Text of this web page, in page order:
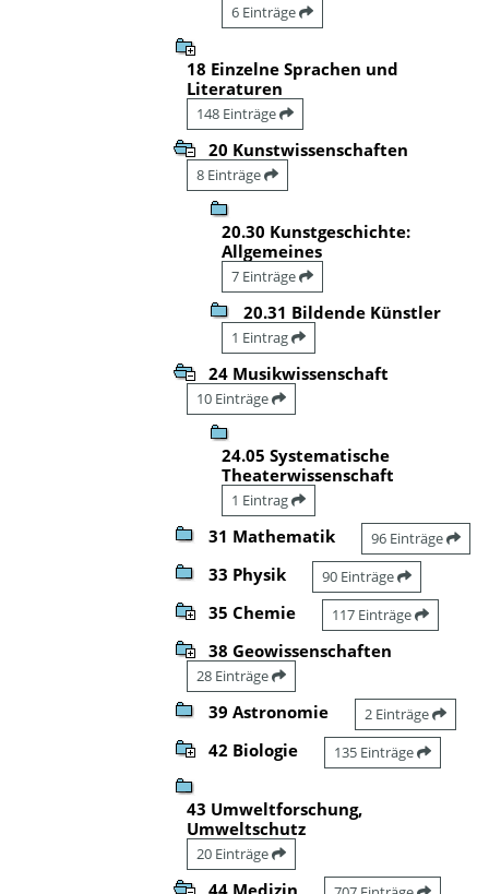
6 Einträge
18 Einzelne Sprachen und
Literaturen
148 Einträge
20 Kunstwissenschaften
8 Einträge
20.30 Kunstgeschichte:
Allgemeines
7 Einträge
20.31 Bildende Künstler
1 Eintrag
24 Musikwissenschaft
10 Einträge
24.05 Systematische
Theaterwissenschaft
1 Eintrag
31 Mathematik 96 Einträge
33 Physik 90 Einträge
35 Chemie 117 Einträge
38 Geowissenschaften
28 Einträge
39 Astronomie 2 Einträge
42 Biologie 135 Einträge
43 Umweltforschung,
Umweltschutz
20 Einträge
44 Medizin